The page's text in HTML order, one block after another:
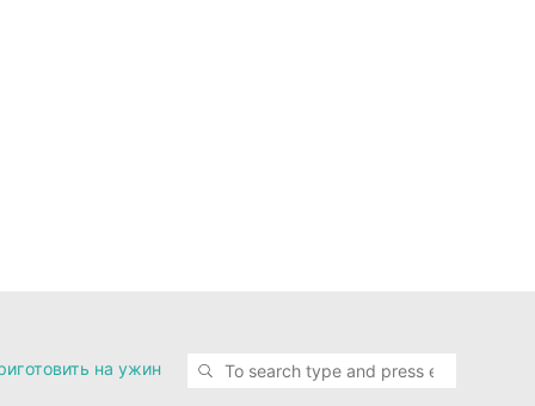
на ужин SEARCH